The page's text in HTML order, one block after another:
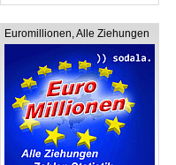
Euromillionen, Alle Ziehungen